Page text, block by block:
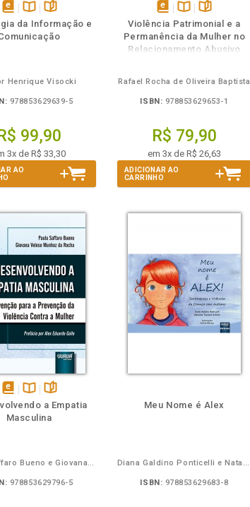
disponível
em
Disponível
na
páginas
da Informação e
Henrique Visocki
978853629639-5
R$ 99,90
3x de R$ 33,30
AO
disponível
em
eBook
Disponível
na
B.V.
páginas
Violência Patrimonial e a
Permanência da Mulher no
Relacionamento Abusivo
Rafael Rocha de Oliveira Baptista
ISBN: 978853629653-1
R$ 79,90
em 3x de R$ 26,63
ADICIONAR AO
CARRINHO
TambémFolheie
disponível
em
Disponível
na
páginas
a Empatia
Masculina
Paula Saffaro Bueno e Giovana Veloso Munhoz da Rocha
978853629796-5
Meu Nome é Alex
Diana Galdino Ponticelli e Natanna Taynara Schutz - Ilustradora: Denize Pires de Moraes
ISBN: 978853629683-8